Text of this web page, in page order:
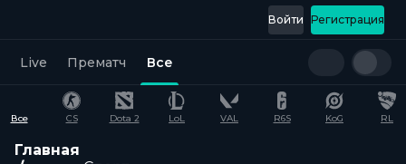
Регистрация
Войти
Live Прематч Все
Все CS Dota 2 LoL VAL R6S KoG RL
Главная